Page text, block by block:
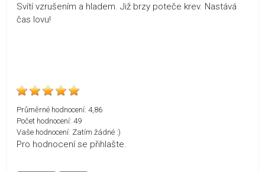
Svítí vzrušením a hladem. Již brzy poteče krev. Nastává
čas lovu!
Průměrné hodnocení: 4,86
Počet hodnocení: 49
Vaše hodnocení: Zatím žádné :)
Pro hodnocení se přihlašte.